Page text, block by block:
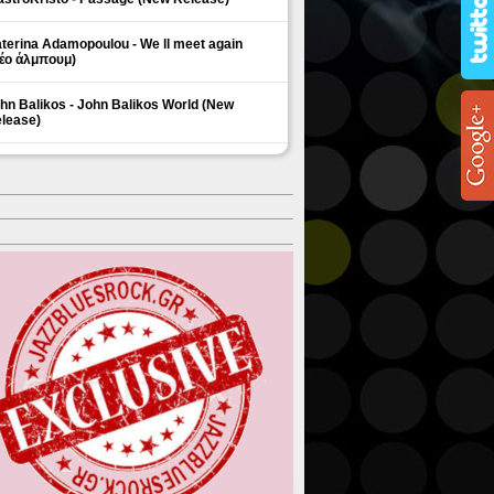
Adamopoulou - We ll meet again
άλμπουμ)
Balikos - John Balikos World (New